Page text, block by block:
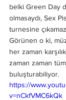
belki Green Day
olmasaydı, Sex
turnesine
Görünen o ki,
her zaman
zaman zaman
buluşturabiliyor.
https://
v=nCkfVMC6kQk